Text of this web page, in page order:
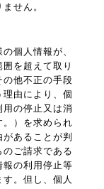
せん。
個人情報が、
を超えて取り
の他不正の手段
由により、個
用の停止又は消
。）を求められ
あることが判
ご請求である
報の利用停止等
。但し、個人